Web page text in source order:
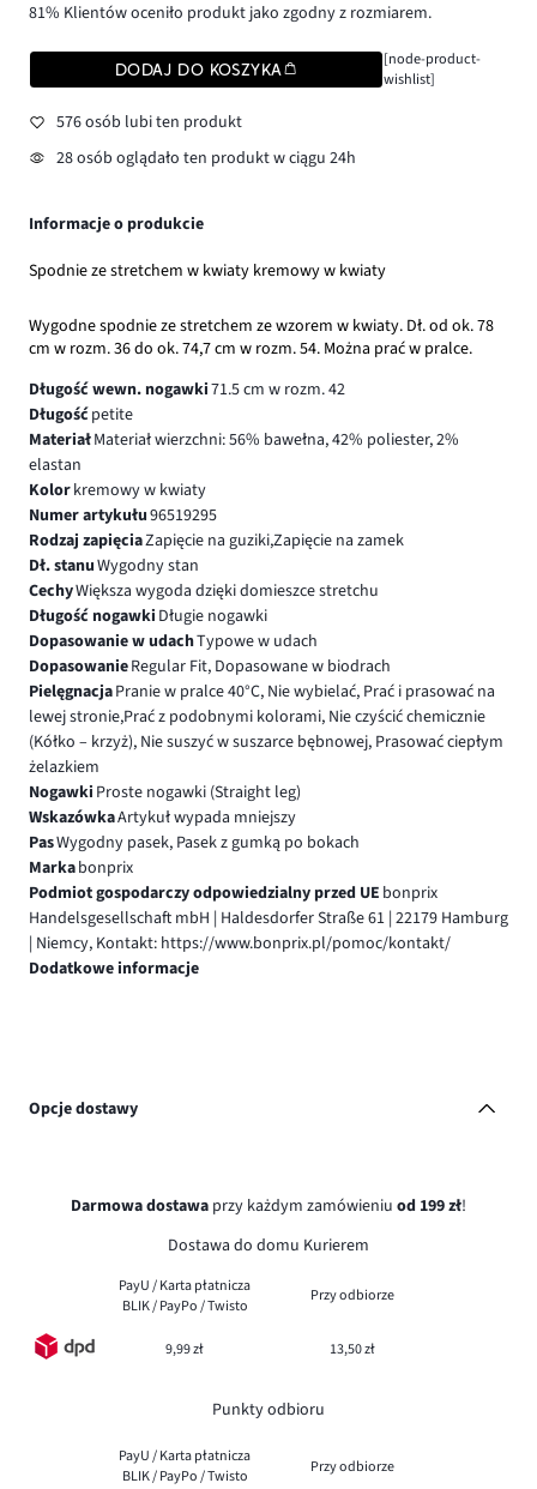
81% Klientów oceniło produkt jako zgodny z rozmiarem.
DODAJ DO KOSZYKA
[node-product-
wishlist]
576 osób lubi ten produkt
28 osób oglądało ten produkt w ciągu 24h
Informacje o produkcie
Spodnie ze stretchem w kwiaty kremowy w kwiaty
Wygodne spodnie ze stretchem ze wzorem w kwiaty. Dł. od ok. 78
cm w rozm. 36 do ok. 74,7 cm w rozm. 54. Można prać w pralce.
Długość wewn. nogawki71.5 cm w rozm. 42
Długośćpetite
MateriałMateriał wierzchni: 56% bawełna, 42% poliester, 2%
elastan
Kolorkremowy w kwiaty
Numer artykułu96519295
Rodzaj zapięciaZapięcie na guziki,Zapięcie na zamek
Dł. stanuWygodny stan
CechyWiększa wygoda dzięki domieszce stretchu
Długość nogawki Długie nogawki
Dopasowanie w udachTypowe w udach
DopasowanieRegular Fit, Dopasowane w biodrach
PielęgnacjaPranie w pralce 40°C, Nie wybielać, Prać i prasować na
lewej stronie,Prać z podobnymi kolorami, Nie czyścić chemicznie
(Kółko – krzyż), Nie suszyć w suszarce bębnowej, Prasować ciepłym
żelazkiem
Nogawki Proste nogawki (Straight leg)
WskazówkaArtykuł wypada mniejszy
PasWygodny pasek, Pasek z gumką po bokach
Markabonprix
Podmiot gospodarczy odpowiedzialny przed UE bonprix
Handelsgesellschaft mbH | Haldesdorfer Straße 61 | 22179 Hamburg
| Niemcy, Kontakt: https://www.bonprix.pl/pomoc/kontakt/
Dodatkowe informacje
Opcje dostawy
Darmowa dostawa przy każdym zamówieniu od 199 zł!
Dostawa do domu Kurierem
PayU / Karta płatnicza
BLIK / PayPo / Twisto
Przy odbiorze
9,99 zł 13,50 zł
Punkty odbioru
PayU / Karta płatnicza
BLIK / PayPo / Twisto
Przy odbiorze